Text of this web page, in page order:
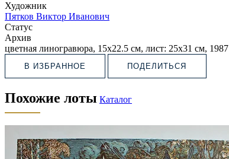
Художник
Пятков Виктор Иванович
Статус
Архив
цветная линогравюра, 15х22.5 см, лист: 25х31 см, 1987
В ИЗБРАННОЕ ПОДЕЛИТЬСЯ
Похожие лоты Каталог